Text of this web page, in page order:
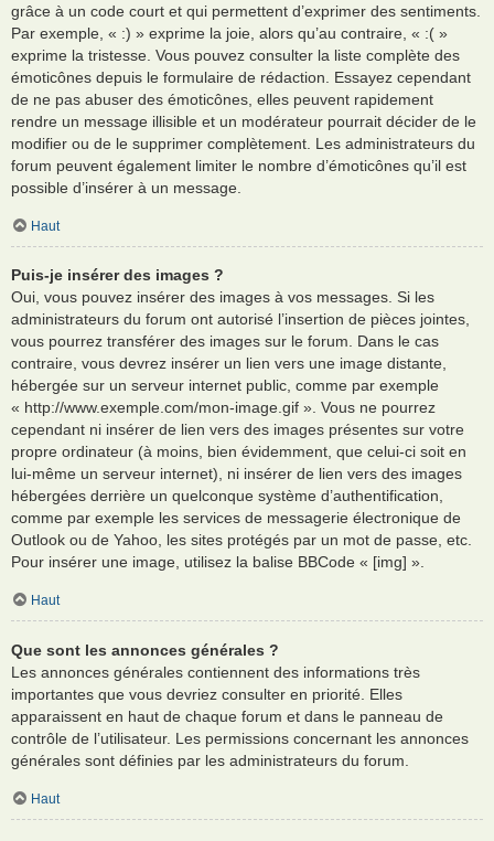
grâce à un code court et qui permettent d’exprimer des sentiments.
Par exemple, « :) » exprime la joie, alors qu’au contraire, « :( »
exprime la tristesse. Vous pouvez consulter la liste complète des
émoticônes depuis le formulaire de rédaction. Essayez cependant
de ne pas abuser des émoticônes, elles peuvent rapidement
rendre un message illisible et un modérateur pourrait décider de le
modifier ou de le supprimer complètement. Les administrateurs du
forum peuvent également limiter le nombre d’émoticônes qu’il est
possible d’insérer à un message.
Haut
Puis-je insérer des images ?
Oui, vous pouvez insérer des images à vos messages. Si les
administrateurs du forum ont autorisé l’insertion de pièces jointes,
vous pourrez transférer des images sur le forum. Dans le cas
contraire, vous devrez insérer un lien vers une image distante,
hébergée sur un serveur internet public, comme par exemple
« http://www.exemple.com/mon-image.gif ». Vous ne pourrez
cependant ni insérer de lien vers des images présentes sur votre
propre ordinateur (à moins, bien évidemment, que celui-ci soit en
lui-même un serveur internet), ni insérer de lien vers des images
hébergées derrière un quelconque système d’authentification,
comme par exemple les services de messagerie électronique de
Outlook ou de Yahoo, les sites protégés par un mot de passe, etc.
Pour insérer une image, utilisez la balise BBCode « [img] ».
Haut
Que sont les annonces générales ?
Les annonces générales contiennent des informations très
importantes que vous devriez consulter en priorité. Elles
apparaissent en haut de chaque forum et dans le panneau de
contrôle de l’utilisateur. Les permissions concernant les annonces
générales sont définies par les administrateurs du forum.
Haut